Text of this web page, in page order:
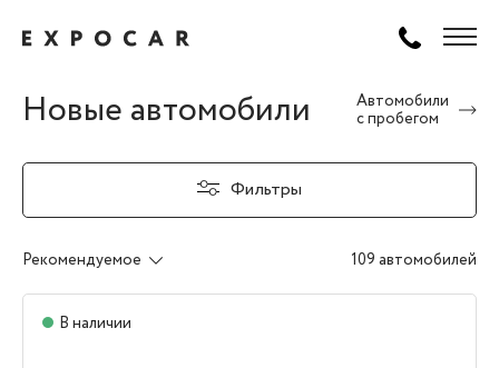
Новые автомобили
Автомобили
с пробегом
Фильтры
Рекомендуемое 109 автомобилей
В наличии